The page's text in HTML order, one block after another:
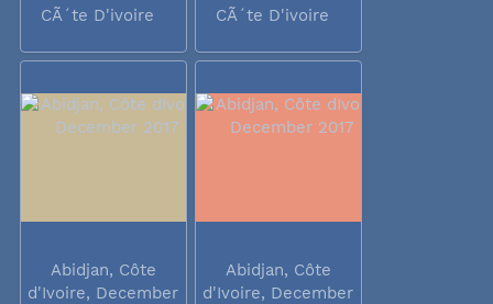
2017
CÃ´te D'ivoire
2017
CÃ´te D'ivoire
Abidjan, Côte
d'Ivoire, December
Abidjan, Côte
d'Ivoire, December